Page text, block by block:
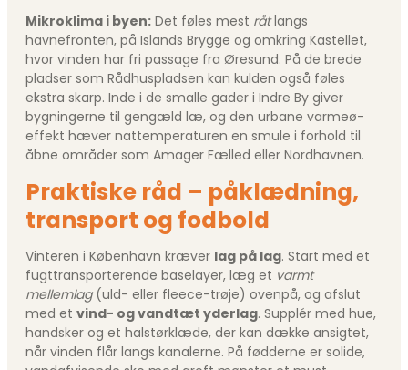
Mikroklima i byen: Det føles mest råtlangs
havnefronten, på Islands Brygge og omkring Kastellet,
hvor vinden har fri passage fra Øresund. På de brede
pladser som Rådhuspladsen kan kulden også føles
ekstra skarp. Inde i de smalle gader i Indre By giver
bygningerne til gengæld læ, og den urbane varmeø-
effekt hæver nattemperaturen en smule i forhold til
åbne områder som Amager Fælled eller Nordhavnen.
Praktiske råd – påklædning,
transport og fodbold
Vinteren i København kræver lag på lag. Start med et
fugttransporterende baselayer, læg et varmt
mellemlag(uld- eller fleece-trøje) ovenpå, og afslut
med et vind- og vandtæt yderlag. Supplér med hue,
handsker og et halstørklæde, der kan dække ansigtet,
når vinden flår langs kanalerne. På fødderne er solide,